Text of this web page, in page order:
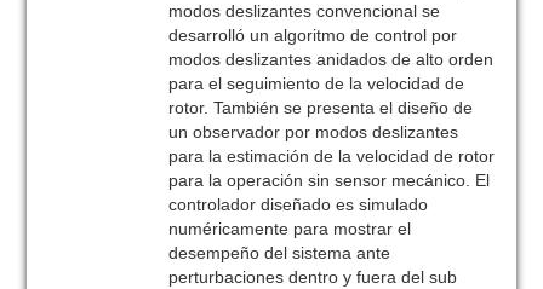
modos deslizantes convencional se
desarrolló un algoritmo de control por
modos deslizantes anidados de alto orden
para el seguimiento de la velocidad de
rotor. También se presenta el diseño de
un observador por modos deslizantes
para la estimación de la velocidad de rotor
para la operación sin sensor mecánico. El
controlador diseñado es simulado
numéricamente para mostrar el
desempeño del sistema ante
perturbaciones dentro y fuera del sub